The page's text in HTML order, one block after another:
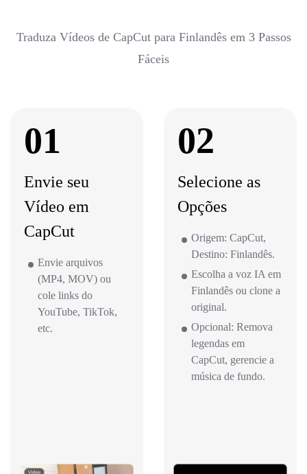
Traduza Vídeos de CapCut para Finlandês em 3 Passos
Fáceis
01
Envie seu
Vídeo em
CapCut
Envie arquivos
(MP4, MOV) ou
cole links do
YouTube, TikTok,
etc.
02
Selecione as
Opções
Origem: CapCut,
Destino: Finlandês.
Escolha a voz IA em
Finlandês ou clone a
original.
Opcional: Remova
legendas em
CapCut, gerencie a
música de fundo.